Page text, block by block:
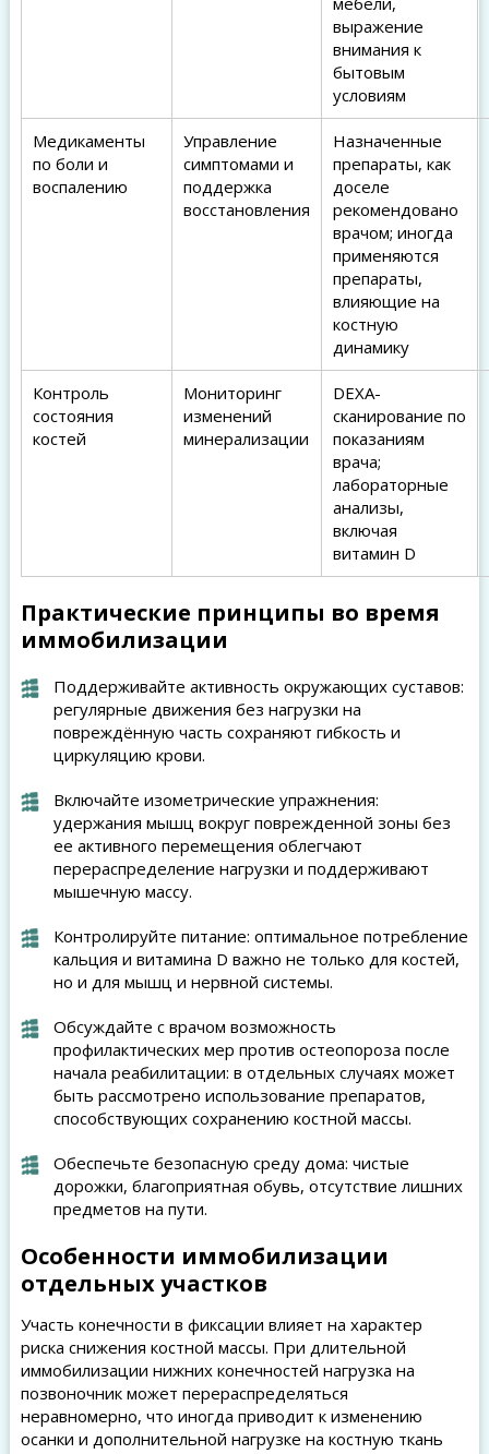
выражение
внимания к
бытовым
условиям
Медикаменты
по боли и
воспалению
Управление
симптомами и
поддержка
восстановления
Назначенные
препараты, как
доселе
рекомендовано
врачом; иногда
применяются
препараты,
влияющие на
костную
динамику
Контроль
состояния
костей
Мониторинг
изменений
минерализации
DEXA-
сканирование по
показаниям
врача;
лабораторные
анализы,
включая
витамин D
Практические принципы во время
иммобилизации
Поддерживайте активность окружающих суставов:
регулярные движения без нагрузки на
повреждённую часть сохраняют гибкость и
циркуляцию крови.
Включайте изометрические упражнения:
удержания мышц вокруг поврежденной зоны без
ее активного перемещения облегчают
перераспределение нагрузки и поддерживают
мышечную массу.
Контролируйте питание: оптимальное потребление
кальция и витамина D важно не только для костей,
но и для мышц и нервной системы.
Обсуждайте с врачом возможность
профилактических мер против остеопороза после
начала реабилитации: в отдельных случаях может
быть рассмотрено использование препаратов,
способствующих сохранению костной массы.
Обеспечьте безопасную среду дома: чистые
дорожки, благоприятная обувь, отсутствие лишних
предметов на пути.
Особенности иммобилизации
отдельных участков
Участь конечности в фиксации влияет на характер
риска снижения костной массы. При длительной
иммобилизации нижних конечностей нагрузка на
позвоночник может перераспределяться
неравномерно, что иногда приводит к изменению
осанки и дополнительной нагрузке на костную ткань